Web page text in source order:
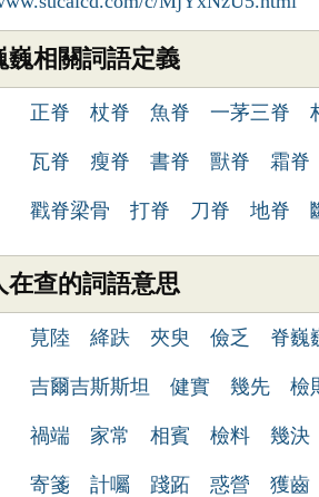
巍相關詞語定義
正脊 杖脊 魚脊 一茅三脊
瓦脊 瘦脊 書脊 獸脊 霜脊
戳脊梁骨 打脊 刀脊 地脊
在查的詞語意思
莧陸 絳趺 夾臾 儉乏 脊巍
吉爾吉斯斯坦 健實 幾先 檢
禍端 家常 相賓 檢料 幾決
寄箋 計囑 踐跖 惑營 獲齒